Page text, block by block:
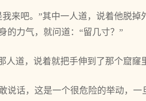
我来吧。”其中一人道，说着他脱
的力气，就问道：“留几寸？”
人道，说着就把手伸到了那个窟窿
说话，这是一个很危险的举动，